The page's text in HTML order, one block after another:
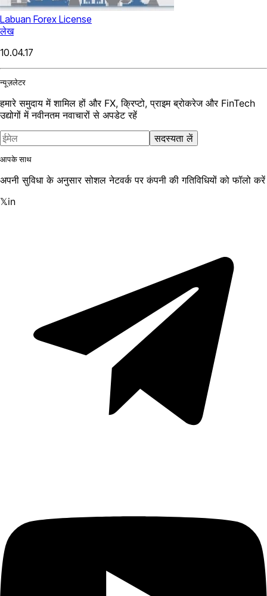
Labuan Forex License
लेख
10.04.17
न्यूज़लेटर
हमारे समुदाय में शामिल हों और FX, क्रिप्टो, प्राइम ब्रोकरेज और FinTech
उद्योगों में नवीनतम नवाचारों से अपडेट रहें
सदस्यता लें
आपके साथ
अपनी सुविधा के अनुसार सोशल नेटवर्क पर कंपनी की गतिविधियों को फॉलो करें
𝕏in